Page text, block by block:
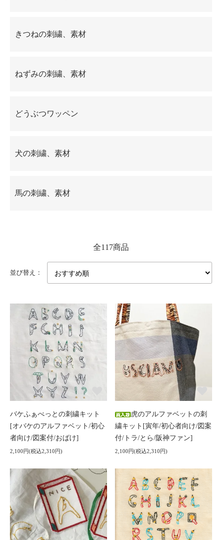
きつねの刺繍、素材
ねずみの刺繍、素材
どうぶつワッペン
犬の刺繍、素材
馬の刺繍、素材
全117商品
並び替え：
バケふぁべっとの刺繍キット
[オバケのアルファベット/初心
者向け/図案付/おばけ]
2,100円(税込2,310円)
虎のアルファベットの刺
繍キット[寅年/初心者向け/図案
付/トラ/とら/阪神ファン]
2,100円(税込2,310円)